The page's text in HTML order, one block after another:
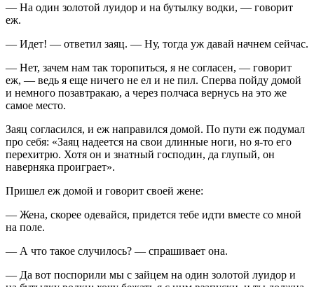
— На один золотой луидор и на бутылку водки, — говорит
еж.
— Идет! — ответил заяц. — Ну, тогда уж давай начнем сейчас.
— Нет, зачем нам так торопиться, я не согласен, — говорит
еж, — ведь я еще ничего не ел и не пил. Сперва пойду домой
и немного позавтракаю, а через полчаса вернусь на это же
самое место.
Заяц согласился, и еж направился домой. По пути еж подумал
про себя: «Заяц надеется на свои длинные ноги, но я-то его
перехитрю. Хотя он и знатный господин, да глупый, он
наверняка проиграет».
Пришел еж домой и говорит своей жене:
— Жена, скорее одевайся, придется тебе идти вместе со мной
на поле.
— А что такое случилось? — спрашивает она.
— Да вот поспорили мы с зайцем на один золотой луидор и